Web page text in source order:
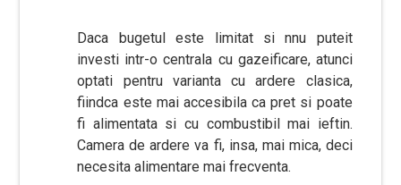
Daca bugetul este limitat si nnu puteit
investi intr-o centrala cu gazeificare, atunci
optati pentru varianta cu ardere clasica,
fiindca este mai accesibila ca pret si poate
fi alimentata si cu combustibil mai ieftin.
Camera de ardere va fi, insa, mai mica, deci
necesita alimentare mai frecventa.